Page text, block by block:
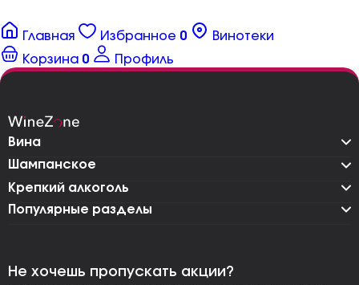
Главная Избранное 0
Винотеки
Корзина 0 Профиль
Вина
Шампанское
Крепкий алкоголь
Популярные разделы
Не хочешь пропускать акции?